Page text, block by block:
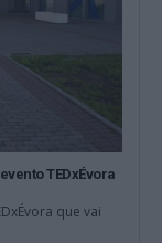
TEDxÉvora
que vai